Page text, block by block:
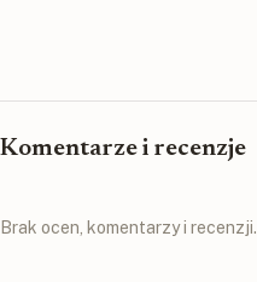
Komentarze i recenzje
Brak ocen, komentarzy i recenzji.